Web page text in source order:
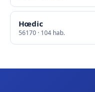
Hœdic
56170 · 104 hab.